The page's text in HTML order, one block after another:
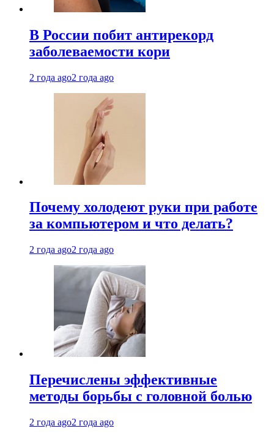
В России побит антирекорд
заболеваемости кори
2 года ago2 года ago
Почему холодеют руки при работе
за компьютером и что делать?
2 года ago2 года ago
Перечислены эффективные
методы борьбы с головной болью
2 года ago2 года ago